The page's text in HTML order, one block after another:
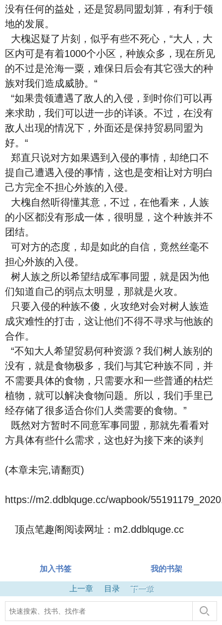
没有任何的益处，还是贸易同盟划算，有利于领
地的发展。
大槐迟疑了片刻，似乎有些不死心，“大人，大
区内可是有着1000个小区，种族众多，现在所见
的不过是沧海一粟，难保日后会有其它强大的种
族对我们造成威胁。“
“如果贵领遭遇了敌人的入侵，到时你们可以再
来求助，我们可以进一步的详谈。不过，在没有
敌人出现的情况下，外面还是保持贸易同盟为
好。“
郑直只说对方如果遇到入侵的事情，却绝口不
提自己遭遇入侵的事情，这也是变相让对方明白
己方完全不担心外族的入侵。
大槐自然听得懂其意，不过，在他看来，人族
的小区都没有形成一体，很明显，这个种族并不
团结。
可对方的态度，却是如此的自信，竟然丝毫不
担心外族的入侵。
树人族之所以希望结成军事同盟，就是因为他
们知道自己的弱点太明显，那就是火攻。
只要入侵的种族不傻，火攻绝对会对树人族造
成灾难性的打击，这让他们不得不寻求与他族的
合作。
“不知大人希望贸易何种资源？我们树人族别的
没有，就是食物极多，我们与其它种族不同，并
不需要具体的食物，只需要水和一些普通的枯烂
植物，就可以解决食物问题。所以，我们手里已
经存储了很多适合你们人类需要的食物。”
既然对方暂时不同意军事同盟，那就先看看对
方具体有些什么需求，这也好为接下来的谈判
(本章未完,请翻页)
https://m2.ddblquge.cc/wapbook/
顶点笔趣阁阅读网址：m2.ddblquge.cc
加入书签 我的书架
上一章 目录 下一章